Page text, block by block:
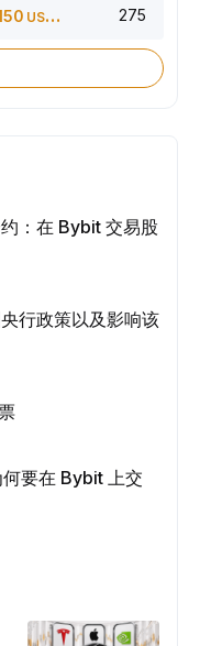
USDT 275
：在 Bybit 交易股
行政策以及影响该
要在 Bybit 上交